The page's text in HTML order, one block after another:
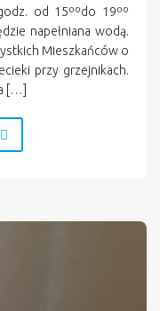
od 15ººdo 19ºº
napełniana wodą.
Mieszkańców o
przy grzejnikach.
[…]